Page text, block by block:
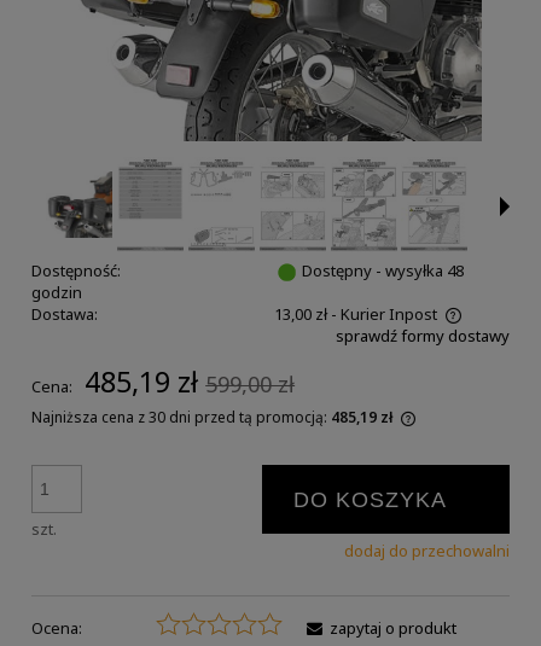
Dostępność:
Dostępny - wysyłka 48
godzin
Dostawa:
13,00 zł - Kurier Inpost
sprawdź formy dostawy
Cena: 485,19 zł 599,00 zł
Najniższa cena z 30 dni przed tą promocją: 485,19 zł
szt.
DO KOSZYKA
dodaj do przechowalni
Ocena:
zapytaj o produkt